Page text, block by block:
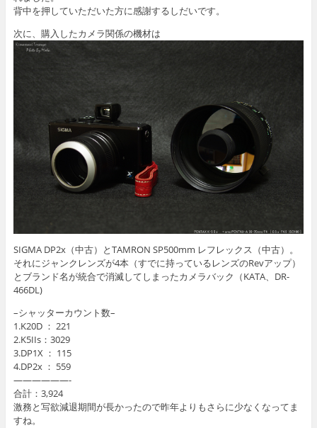
背中を押していただいた方に感謝するしだいです。
次に、購入したカメラ関係の機材は
SIGMA DP2x（中古）とTAMRON SP500mm レフレックス（中古）。
それにジャンクレンズが4本（すでに持っているレンズのRevアップ）
とブランド名が統合で消滅してしまったカメラバック（KATA、DR-
466DL)
–シャッターカウント数–
1.K20D ： 221
2.K5IIs：3029
3.DP1X ： 115
4.DP2x ： 559
——————-
合計：3,924
激務と写欲減退期間が長かったので昨年よりもさらに少なくなってま
すね。